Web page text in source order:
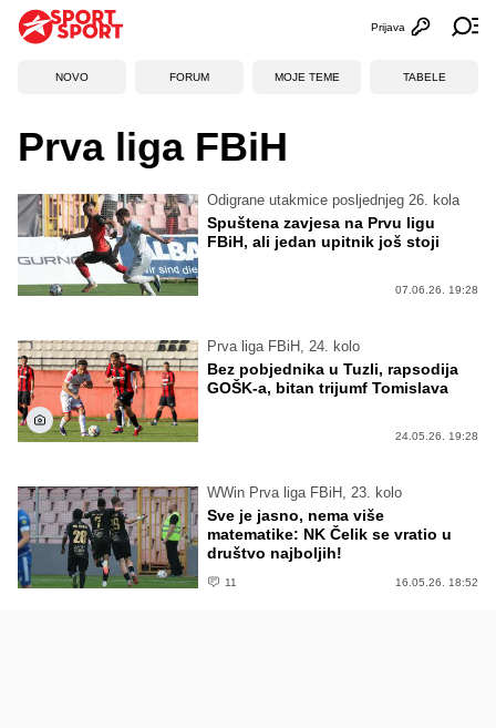
Otvori
Prijava
NOVO FORUM MOJE TEME TABELE
Prva liga FBiH
Odigrane utakmice posljednjeg 26. kola
Spuštena zavjesa na Prvu ligu
FBiH, ali jedan upitnik još stoji
07.06.26. 19:28
Prva liga FBiH, 24. kolo
Bez pobjednika u Tuzli, rapsodija
GOŠK-a, bitan trijumf Tomislava
24.05.26. 19:28
WWin Prva liga FBiH, 23. kolo
Sve je jasno, nema više
matematike: NK Čelik se vratio u
društvo najboljih!
11 16.05.26. 18:52